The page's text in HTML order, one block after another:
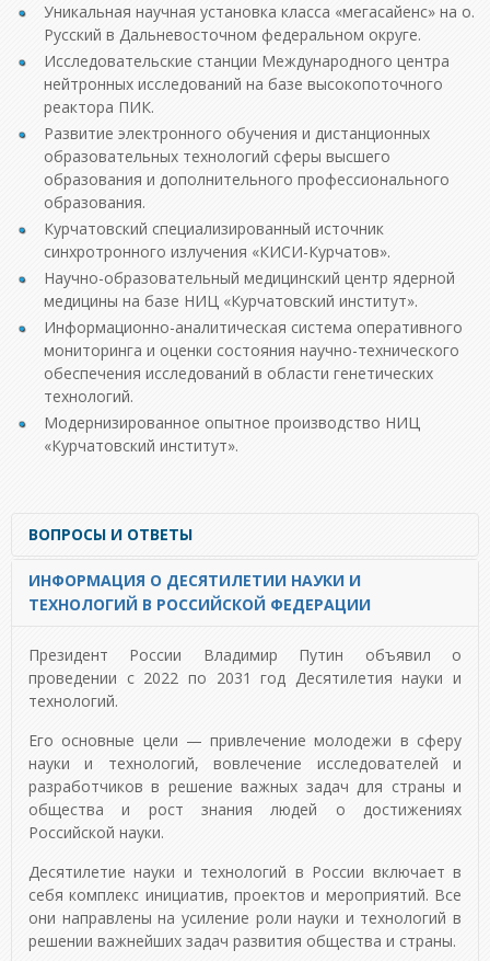
Уникальная научная установка класса «мегасайенс» на о.
Русский в Дальневосточном федеральном округе.
Исследовательские станции Международного центра
нейтронных исследований на базе высокопоточного
реактора ПИК.
Развитие электронного обучения и дистанционных
образовательных технологий сферы высшего
образования и дополнительного профессионального
образования.
Курчатовский специализированный источник
синхротронного излучения «КИСИ-Курчатов».
Научно-образовательный медицинский центр ядерной
медицины на базе НИЦ «Курчатовский институт».
Информационно-аналитическая система оперативного
мониторинга и оценки состояния научно-технического
обеспечения исследований в области генетических
технологий.
Модернизированное опытное производство НИЦ
«Курчатовский институт».
ВОПРОСЫ И ОТВЕТЫ
Что такое НОЦ и зачем они нужны?
Научно-образовательный центр мирового уровня –
объединение без образования юридического лица
федеральных государственных образовательных
организаций высшего образования и (или) научных
реальном секторе экономики, и осуществляющий
деятельность в соответствии с программой
деятельности центра.
Научно-образовательные центры (НОЦ) создаются
в регионах с учетом местных направлений и нужд.
Прежде всего НОЦ призваны наладить связь между
тем, что происходит в лабораториях, и бизнесом.
Чем будут заниматься НЦМУ?
Научные центры мирового уровня различаются по
ИНФОРМАЦИЯ О ДЕСЯТИЛЕТИИ НАУКИ И
ТЕХНОЛОГИЙ В РОССИЙСКОЙ ФЕДЕРАЦИИ
Президент России Владимир Путин объявил о
проведении с 2022 по 2031 год Десятилетия науки и
технологий.
Его основные цели — привлечение молодежи в сферу
науки и технологий, вовлечение исследователей и
разработчиков в решение важных задач для страны и
общества и рост знания людей о достижениях
Российской науки.
Десятилетие науки и технологий в России включает в
себя комплекс инициатив, проектов и мероприятий. Все
они направлены на усиление роли науки и технологий в
решении важнейших задач развития общества и страны.